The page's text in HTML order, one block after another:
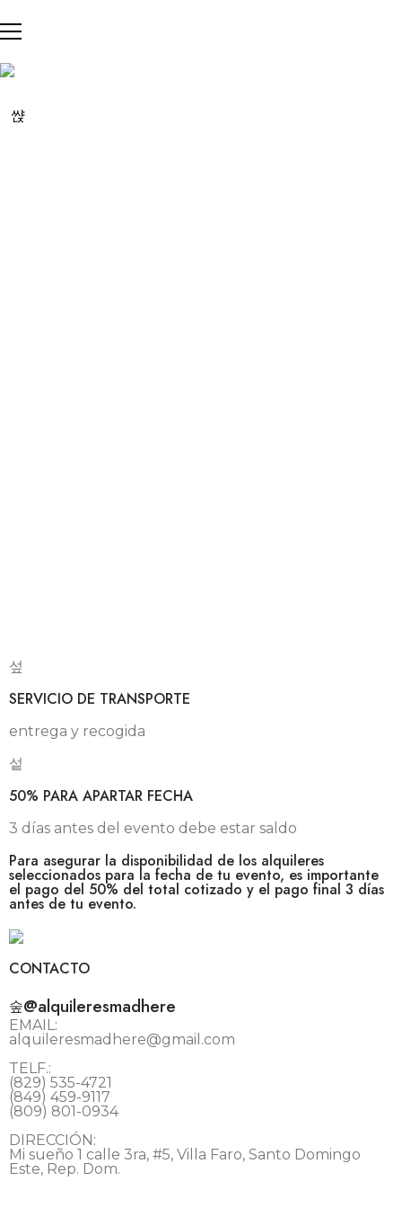
SERVICIO DE TRANSPORTE
entrega y recogida
50% PARA APARTAR FECHA
3 días antes del evento debe estar saldo
Para asegurar la disponibilidad de los alquileres
seleccionados para la fecha de tu evento, es importante
el pago del 50% del total cotizado y el pago final 3 días
antes de tu evento.
CONTACTO
@alquileresmadhere
EMAIL:
alquileresmadhere@gmail.com
TELF.:
(829) 535-4721
(849) 459-9117
(809) 801-0934
DIRECCIÓN:
Mi sueño 1 calle 3ra, #5, Villa Faro, Santo Domingo
Este, Rep. Dom.